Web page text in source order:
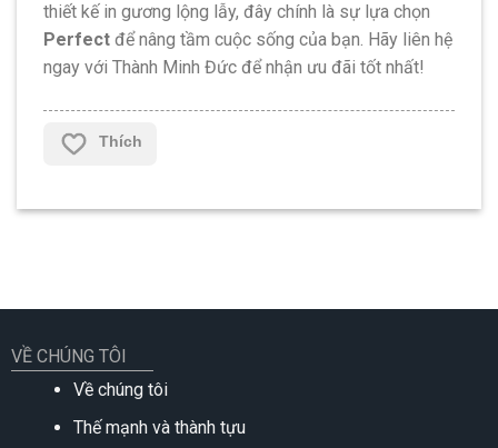
thiết kế in gương lộng lẫy, đây chính là sự lựa chọn
Perfect để nâng tầm cuộc sống của bạn. Hãy liên hệ
ngay với Thành Minh Đức để nhận ưu đãi tốt nhất!
Thích
VỀ CHÚNG TÔI
Về chúng tôi
Thế mạnh và thành tựu